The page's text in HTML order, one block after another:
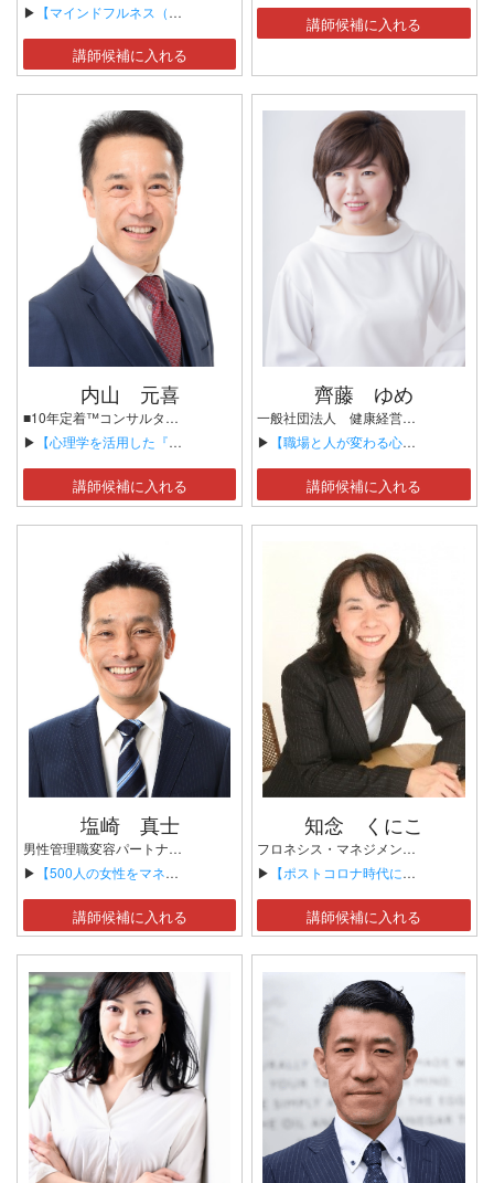
▶ 【マインドフルネス（企業向け）】
講師候補に入れる
講師候補に入れる
内山 元喜
■10年定着™コンサルタント
▶ 【心理学を活用した『人を動かすコミュニケーション』について】
講師候補に入れる
齊藤 ゆめ
一般社団法人 健康経営推進協会 代表理事 Thanks mother 代表 一般社団法人 先生ビジネス共同協会 ご縁の窓口 人脈コーディネーター
▶ 【職場と人が変わる心理的安全性と健康経営】
講師候補に入れる
塩崎 真士
男性管理職変容パートナー／元・人間不信のがんサバイバー
▶ 【500人の女性をマネジメントしてわかった！女性管理職比率を上げるために男性管理職が変えるべき 3つのこと】
講師候補に入れる
知念 くにこ
フロネシス・マネジメント代表 人材育成研究所主宰 人材・組織育成コンサルタント
▶ 【ポストコロナ時代に身につけるべきセルフ・リーダーシップ ～自律をキーワードにした新しい人材育成のかたち～】
講師候補に入れる